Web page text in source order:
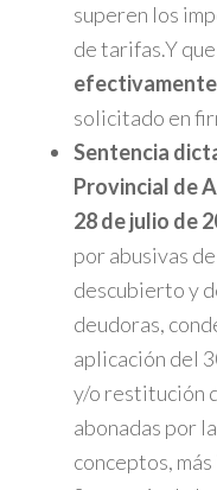
superen los
de tarifas.Y
solicitado en
Sentencia
Provincial de
28 de julio de
por abusivas
descubierto y
deudoras,
aplicación del
y/o restitución
abonadas por
conceptos,